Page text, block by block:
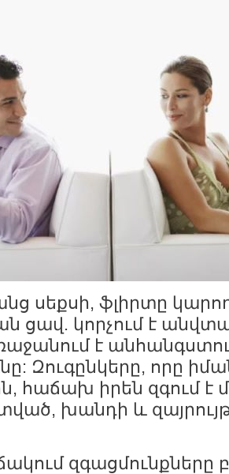
սեքսի, ֆլիրտը
ցավ. կորչում է
է
Զուգընկերը, որը
հաճախ իրեն զգում է
խանդի և
զգացմունքները